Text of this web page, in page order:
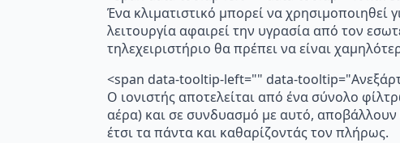
Ένα κλιματιστικό μπορεί να
λειτουργία αφαιρεί την υγρασία από τον
τηλεχειριστήριο θα πρέπει να είναι
<span data-tooltip-left="" data-
Ο ιονιστής αποτελείται από ένα σύνολο
αέρα) και σε συνδυασμό με αυτό, αποβάλλουν
έτσι τα πάντα και καθαρίζοντάς τον πλήρως.